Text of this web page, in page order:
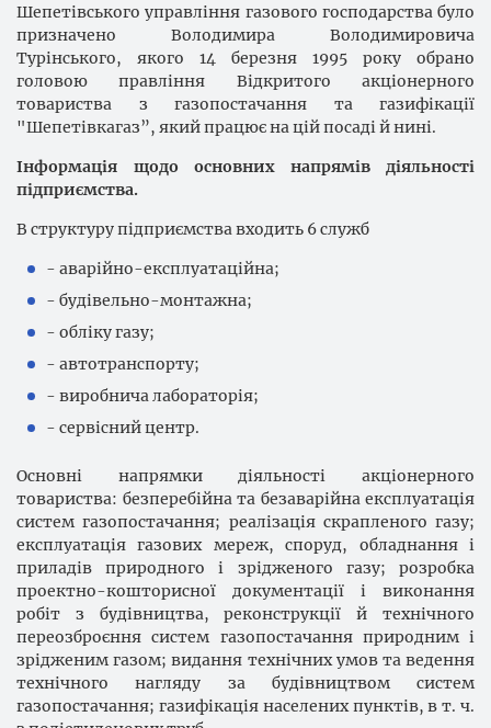
Шепетівського управління газового господарства було
призначено Володимира Володимировича
Турінського, якого 14 березня 1995 року обрано
головою правління Відкритого акціонерного
товариства з газопостачання та газифікації
"Шепетівкагаз”, який працює на цій посаді й нині.
Інформація щодо основних напрямів діяльності
підприємства.
В структуру підприємства входить 6 служб
- аварійно-експлуатаційна;
- будівельно-монтажна;
- обліку газу;
- автотранспорту;
- виробнича лабораторія;
- сервісний центр.
Основні напрямки діяльності акціонерного
товариства: безперебійна та безаварійна експлуатація
систем газопостачання; реалізація скрапленого газу;
експлуатація газових мереж, споруд, обладнання і
приладів природного і зрідженого газу; розробка
проектно-кошторисної документації і виконання
робіт з будівництва, реконструкції й технічного
переозброєння систем газопостачання природним і
зрідженим газом; видання технічних умов та ведення
технічного нагляду за будівництвом систем
газопостачання; газифікація населених пунктів, в т. ч.